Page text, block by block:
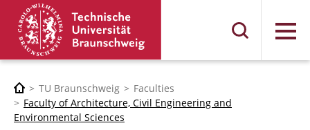
Menu
TU Braunschweig
Faculties
Faculty of Architecture, Civil Engineering and
Environmental Sciences